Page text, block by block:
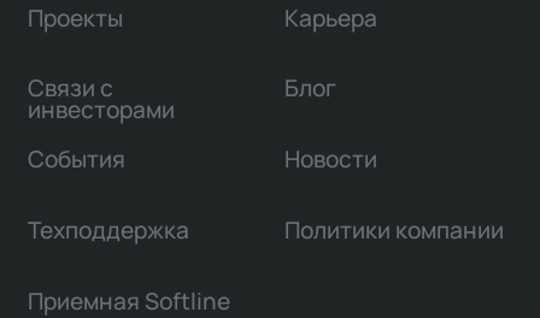
Проекты
Связи с
инвесторами
Карьера
Блог
События Новости
Техподдержка Политики компании
Приемная Softline